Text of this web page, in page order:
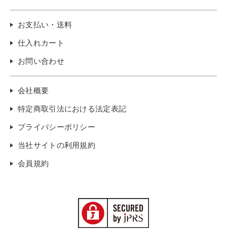
お支払い・送料
仕入れカート
お問い合わせ
会社概要
特定商取引法における法定表記
プライバシーポリシー
当社サイトの利用規約
会員規約